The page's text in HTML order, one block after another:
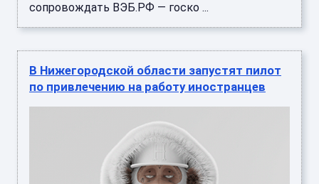
сопровождать ВЭБ.РФ — госко ...
В Нижегородской области запустят пилот
по привлечению на работу иностранцев